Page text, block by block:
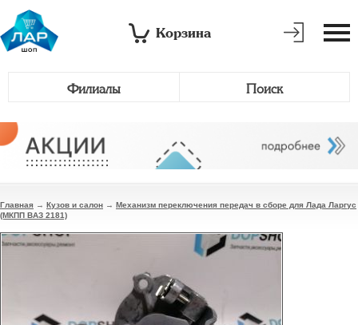
Корзина
Филиалы Поиск
Главная → Кузов и салон → Механизм переключения передач в сборе для Лада Ларгус
(МКПП ВАЗ 2181)